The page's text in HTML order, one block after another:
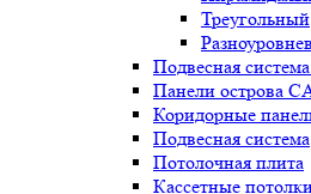
Треугольный
Подвесная
Панели острова
Коридорные
Подвесная система
Потолочная плита
Кассетные